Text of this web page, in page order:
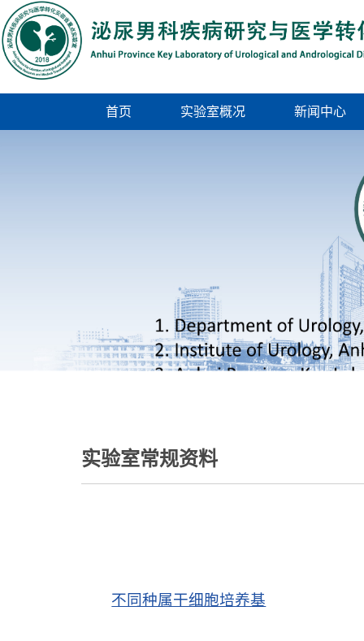
首页 实验室概况 新闻中心
实验室常规资料
不同种属干细胞培养基